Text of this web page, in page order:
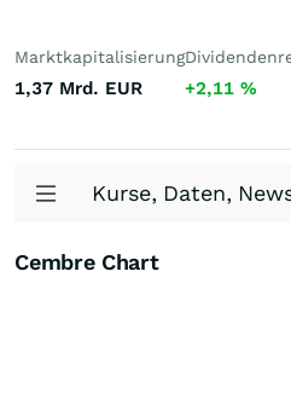
Marktkapitalisierung
1,37 Mrd. EUR +2,11 %
Kurse, Daten,
Cembre Chart